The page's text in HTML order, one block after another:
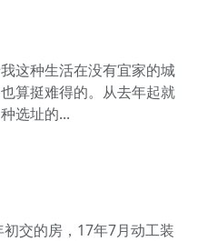
这种生活在没有宜家的城
算挺难得的。从去年起就
选址的...
交的房，17年7月动工装